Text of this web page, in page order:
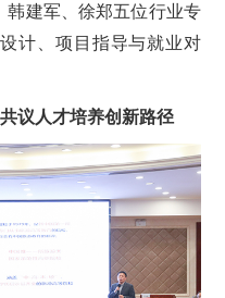
韩建军、徐郑五位行业专
计、项目指导与就业对
议人才培养创新路径